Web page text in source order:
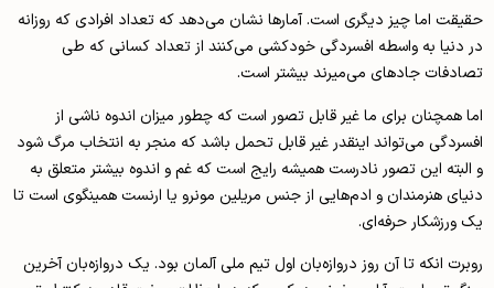
حقیقت اما چیز دیگری است. آمارها نشان می‌دهد که تعداد افرادی که روزانه
در دنیا به واسطه افسردگی خودکشی می‌کنند از تعداد کسانی که طی
تصادفات جاده­ای می‌میرند بیشتر است.
اما همچنان برای ما غیر قابل تصور است که چطور میزان اندوه ناشی از
افسردگی می‌تواند اینقدر غیر قابل تحمل باشد که منجر به انتخاب مرگ شود
و البته این تصور نادرست همیشه رایج است که غم و اندوه بیشتر متعلق به
دنیای هنرمندان و ادم‌هایی از جنس مریلین مونرو یا ارنست همینگوی است تا
یک ورزشکار حرفه‌ای.
روبرت انکه تا آن روز دروازه‌بان اول تیم ملی آلمان بود. یک دروازه‌بان آخرین